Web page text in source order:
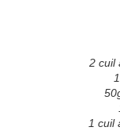
2 cuil
1 cuil